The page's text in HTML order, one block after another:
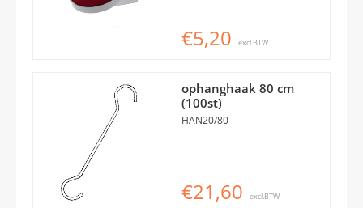
€5,20 excl.BTW
ophanghaak 80 cm
(100st)
HAN20/80
€21,60 excl.BTW